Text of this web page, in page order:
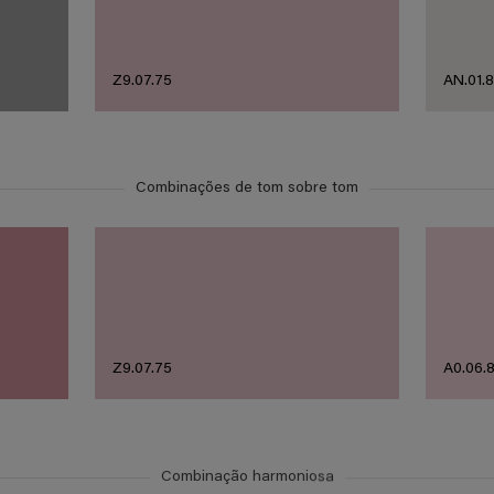
Z9.07.75
Combinações de tom sobre tom
Z9.07.75
Combinação harmoniosa